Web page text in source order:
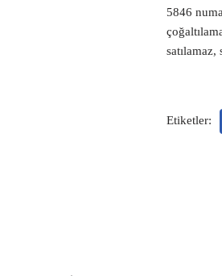
5846
satılamaz,
Etiketler: